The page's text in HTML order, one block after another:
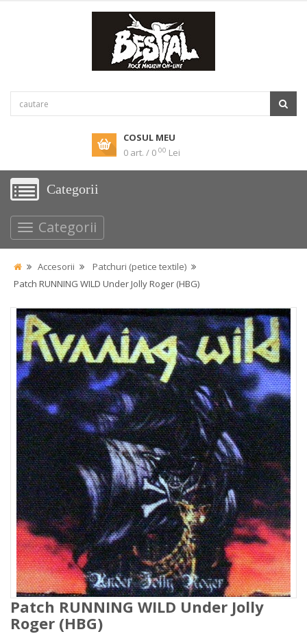
COSUL MEU
0 art. / 0 00 Lei
Categorii
Categorii
Accesorii
Patchuri (petice textile)
Patch RUNNING WILD Under Jolly Roger (HBG)
Patch RUNNING WILD Under Jolly
Roger (HBG)